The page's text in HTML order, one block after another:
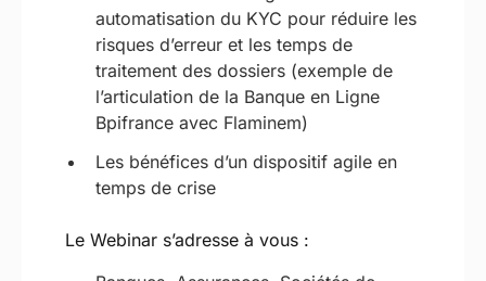
automatisation du KYC pour réduire les
risques d’erreur et les temps de
traitement des dossiers (exemple de
l’articulation de la Banque en Ligne
Bpifrance avec Flaminem)
Les bénéfices d’un dispositif agile en
temps de crise
Le Webinar s’adresse à vous :